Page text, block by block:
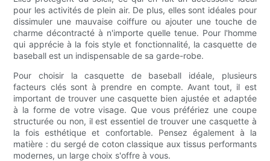
pour les activités de plein air. De plus, elles sont idéales pour
dissimuler une mauvaise coiffure ou ajouter une touche de
charme décontracté à n'importe quelle tenue. Pour l'homme
qui apprécie à la fois style et fonctionnalité, la casquette de
baseball est un indispensable de sa garde-robe.
Pour choisir la casquette de baseball idéale, plusieurs
facteurs clés sont à prendre en compte. Avant tout, il est
important de trouver une casquette bien ajustée et adaptée
à la forme de votre visage. Que vous préfériez une coupe
structurée ou non, il est essentiel de trouver une casquette à
la fois esthétique et confortable. Pensez également à la
matière : du sergé de coton classique aux tissus performants
modernes, un large choix s'offre à vous.